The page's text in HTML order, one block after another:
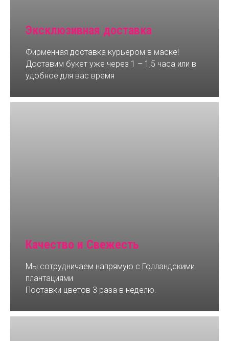
Эксклюзивная доставка
Фирменная доставка курьером в маске!
Доставим букет уже через 1 – 1,5 часа или в
удобное для вас время
Качество и Свежесть
Мы сотрудничаем напрямую с Голландскими
плантациями
Поставки цветов 3 раза в неделю.